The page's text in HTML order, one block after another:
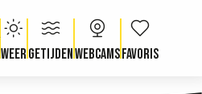
WeerGetijdenWebcams Voir les